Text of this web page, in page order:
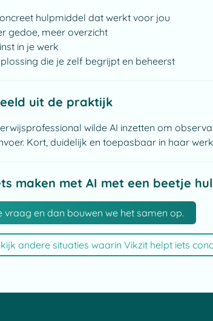
hulpmiddel dat werkt voor jou
gedoe, meer overzicht
in je werk
die je zelf begrijpt en beheerst
uit de praktijk
wilde AI inzetten om
Kort, duidelijk en toepasbaar in haar
maken met AI met een beetje
vraag en dan bouwen we het samen op.
andere situaties waarin Vikzit helpt iets